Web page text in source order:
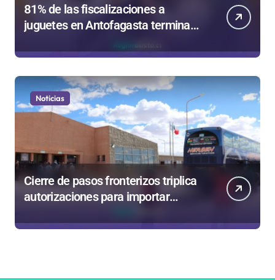
81% de las fiscalizaciones a
juguetes en Antofagasta termina
en sumarios sanitarios
Noticias
Cierre de pasos fronterizos triplica
autorizaciones para importar